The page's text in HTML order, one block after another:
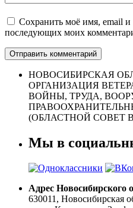
Сохранить моё имя, email и
последующих моих
НОВОСИБИРСКАЯ
ОРГАНИЗАЦИЯ
ВОЙНЫ, ТРУДА,
(ОБЛАСТНОЙ СОВЕТ
Мы в
Адрес Новосибирского
630011, Новосибирская